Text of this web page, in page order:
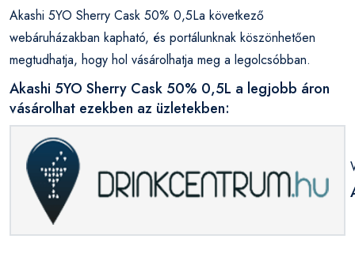
Akashi 5YO Sherry Cask 50% 0,5La következő
webáruházakban kapható, és portálunknak köszönhetően
megtudhatja, hogy hol vásárolhatja meg a legolcsóbban.
Akashi 5YO Sherry Cask 50% 0,5L a legjobb áron
vásárolhat ezekben az üzletekben: